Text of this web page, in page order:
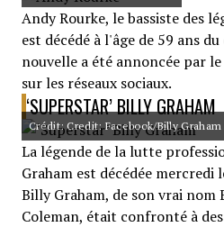
Andy Rourke, le bassiste des
est décédé à l'âge de 59 ans
nouvelle a été annoncée par
sur les réseaux sociaux.
‘SUPERSTAR’ BILLY GRAHAM
Crédit: Credit: Facebook/Billy Graham
La légende de la lutte
Graham est décédée mercredi
Billy Graham, de son vrai nom
Coleman, était confronté à